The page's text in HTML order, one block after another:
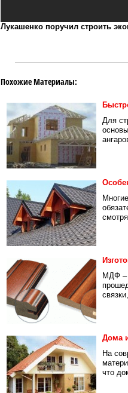
Лукашенко поручил строить
Похожие Материалы:
Для
МДФ –
Дома
На
что